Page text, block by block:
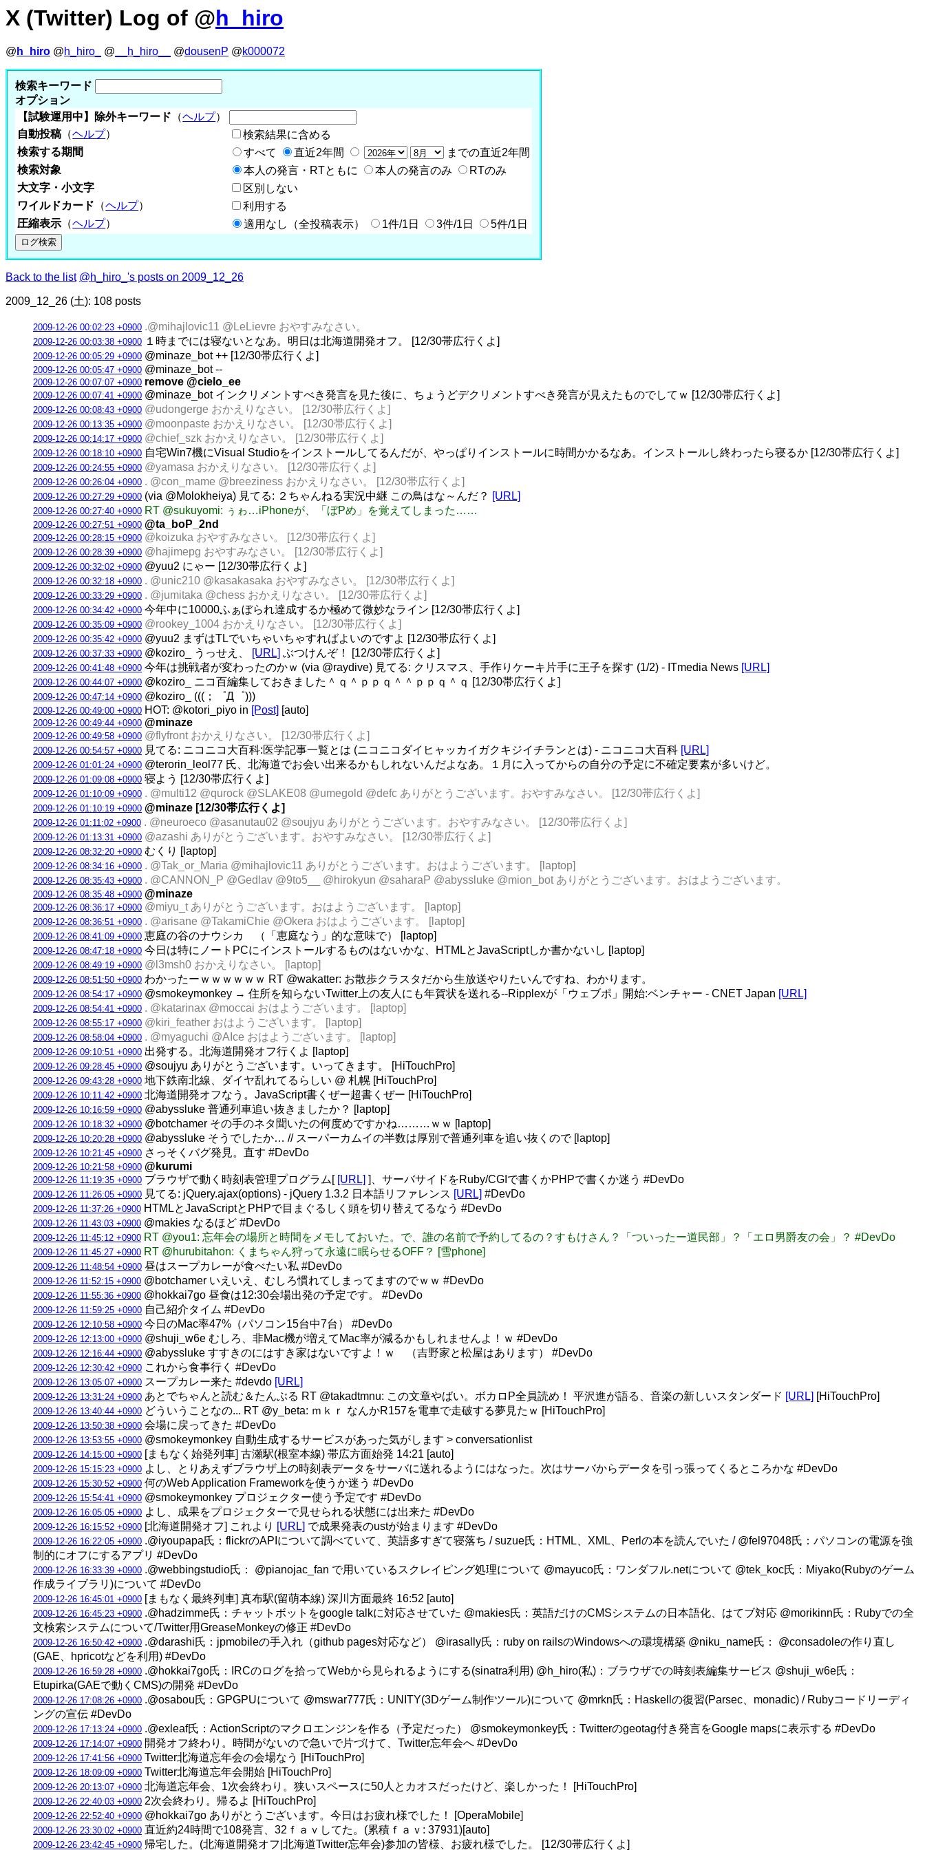
X (Twitter) Log of @h_hiro
@ h_hiro @h_hiro_ @ __h_hiro__ @dousenP @k000072
検索キーワード
オプション
【試験運用中】除外キーワード （ヘルプ）
自動投稿 （ヘルプ）
検索結果に含める
検索する期間
すべて 直近2年間
までの直近2年間
検索対象
本人の発言・RTともに 本人の発言のみ
RTのみ
大文字・小文字
区別しない
ワイルドカード （ヘルプ）
利用する
圧縮表示 （ヘルプ） 適用なし（全投稿表示） 1件/1日 3件/1日 5件/1日
Back to the list @h_hiro_'s posts on 2009_12_26
2009_12_26 (土): 108 posts
2009-12-26 00:02:23 +0900 .@mihajlovic11 @LeLievre おやすみなさい。
2009-12-26 00:03:38 +0900 １時までには寝ないとなあ。明日は北海道開発オフ。 [12/30帯広行くよ]
2009-12-26 00:05:29 +0900 @minaze_bot ++ [12/30帯広行くよ]
2009-12-26 00:05:47 +0900 @minaze_bot --
2009-12-26 00:07:07 +0900 remove @cielo_ee
2009-12-26 00:07:41 +0900 @minaze_bot インクリメントすべき発言を見た後に、ちょうどデクリメントすべき発言が見えたものでしてｗ [12/30帯広行くよ]
2009-12-26 00:08:43 +0900 @udongerge おかえりなさい。 [12/30帯広行くよ]
2009-12-26 00:13:35 +0900 @moonpaste おかえりなさい。 [12/30帯広行くよ]
2009-12-26 00:14:17 +0900 @chief_szk おかえりなさい。 [12/30帯広行くよ]
2009-12-26 00:18:10 +0900 自宅Win7機にVisual Studioをインストールしてるんだが、やっぱりインストールに時間かかるなあ。インストールし終わったら寝るか [12/30帯広行くよ]
2009-12-26 00:24:55 +0900 @yamasa おかえりなさい。 [12/30帯広行くよ]
2009-12-26 00:26:04 +0900 . @con_mame @breeziness おかえりなさい。 [12/30帯広行くよ]
2009-12-26 00:27:29 +0900 (via @Molokheiya) 見てる: ２ちゃんねる実況中継 この鳥はな～んだ？ [URL]
2009-12-26 00:27:40 +0900 RT @sukuyomi: ぅゎ…iPhoneが、「ぼPめ」を覚えてしまった……
2009-12-26 00:27:51 +0900 @ta_boP_2nd
2009-12-26 00:28:15 +0900 @koizuka おやすみなさい。 [12/30帯広行くよ]
2009-12-26 00:28:39 +0900 @hajimepg おやすみなさい。 [12/30帯広行くよ]
2009-12-26 00:32:02 +0900 @yuu2 にゃー [12/30帯広行くよ]
2009-12-26 00:32:18 +0900 . @unic210 @kasakasaka おやすみなさい。 [12/30帯広行くよ]
2009-12-26 00:33:29 +0900 . @jumitaka @chess おかえりなさい。 [12/30帯広行くよ]
2009-12-26 00:34:42 +0900 今年中に10000ふぁぼられ達成するか極めて微妙なライン [12/30帯広行くよ]
2009-12-26 00:35:09 +0900 @rookey_1004 おかえりなさい。 [12/30帯広行くよ]
2009-12-26 00:35:42 +0900 @yuu2 まずはTLでいちゃいちゃすればよいのですよ [12/30帯広行くよ]
2009-12-26 00:37:33 +0900 @koziro_ うっせえ、 [URL] ぶつけんぞ！ [12/30帯広行くよ]
2009-12-26 00:41:48 +0900 今年は挑戦者が変わったのかｗ (via @raydive) 見てる: クリスマス、手作りケーキ片手に王子を探す (1/2) - ITmedia News [URL]
2009-12-26 00:44:07 +0900 @koziro_ ニコ百編集しておきました＾ｑ＾ｐｐｑ＾＾ｐｐｑ＾ｑ [12/30帯広行くよ]
2009-12-26 00:47:14 +0900 @koziro_ (((；゜Д゜)))
2009-12-26 00:49:00 +0900 HOT: @kotori_piyo in [Post] [auto]
2009-12-26 00:49:44 +0900 @minaze
2009-12-26 00:49:58 +0900 @flyfront おかえりなさい。 [12/30帯広行くよ]
2009-12-26 00:54:57 +0900 見てる: ニコニコ大百科:医学記事一覧とは (ニコニコダイヒャッカイガクキジイチランとは) - ニコニコ大百科 [URL]
2009-12-26 01:01:24 +0900 @terorin_leol77 氏、北海道でお会い出来るかもしれないんだよなあ。１月に入ってからの自分の予定に不確定要素が多いけど。
2009-12-26 01:09:08 +0900 寝よう [12/30帯広行くよ]
2009-12-26 01:10:09 +0900 . @multi12 @qurock @SLAKE08 @umegold @defc ありがとうございます。おやすみなさい。 [12/30帯広行くよ]
2009-12-26 01:10:19 +0900 @minaze [12/30帯広行くよ]
2009-12-26 01:11:02 +0900 . @neuroeco @asanutau02 @soujyu ありがとうございます。おやすみなさい。 [12/30帯広行くよ]
2009-12-26 01:13:31 +0900 @azashi ありがとうございます。おやすみなさい。 [12/30帯広行くよ]
2009-12-26 08:32:20 +0900 むくり [laptop]
2009-12-26 08:34:16 +0900 . @Tak_or_Maria @mihajlovic11 ありがとうございます。おはようございます。 [laptop]
2009-12-26 08:35:43 +0900 . @CANNON_P @Gedlav @9to5__ @hirokyun @saharaP @abyssluke @mion_bot ありがとうございます。おはようございます。
2009-12-26 08:35:48 +0900 @minaze
2009-12-26 08:36:17 +0900 @miyu_t ありがとうございます。おはようございます。 [laptop]
2009-12-26 08:36:51 +0900 . @arisane @TakamiChie @Okera おはようございます。 [laptop]
2009-12-26 08:41:09 +0900 恵庭の谷のナウシカ （「恵庭なう」的な意味で） [laptop]
2009-12-26 08:47:18 +0900 今日は特にノートPCにインストールするものはないかな、HTMLとJavaScriptしか書かないし [laptop]
2009-12-26 08:49:19 +0900 @l3msh0 おかえりなさい。 [laptop]
2009-12-26 08:51:50 +0900 わかったーｗｗｗｗｗｗ RT @wakatter: お散歩クラスタだから生放送やりたいんですね、わかります。
2009-12-26 08:54:17 +0900 @smokeymonkey → 住所を知らないTwitter上の友人にも年賀状を送れる--Ripplexが「ウェブポ」開始:ベンチャー - CNET Japan [URL]
2009-12-26 08:54:41 +0900 . @katarinax @moccai おはようございます。 [laptop]
2009-12-26 08:55:17 +0900 @kiri_feather おはようございます。 [laptop]
2009-12-26 08:58:04 +0900 . @myaguchi @AIce おはようございます。 [laptop]
2009-12-26 09:10:51 +0900 出発する。北海道開発オフ行くよ [laptop]
2009-12-26 09:28:45 +0900 @soujyu ありがとうございます。いってきます。 [HiTouchPro]
2009-12-26 09:43:28 +0900 地下鉄南北線、ダイヤ乱れてるらしい @ 札幌 [HiTouchPro]
2009-12-26 10:11:42 +0900 北海道開発オフなう。JavaScript書くぜー超書くぜー [HiTouchPro]
2009-12-26 10:16:59 +0900 @abyssluke 普通列車追い抜きましたか？ [laptop]
2009-12-26 10:18:32 +0900 @botchamer その手のネタ聞いたの何度めですかね………ｗｗ [laptop]
2009-12-26 10:20:28 +0900 @abyssluke そうでしたか… // スーパーカムイの半数は厚別で普通列車を追い抜くので [laptop]
2009-12-26 10:21:45 +0900 さっそくバグ発見。直す #DevDo
2009-12-26 10:21:58 +0900 @kurumi
2009-12-26 11:19:35 +0900 ブラウザで動く時刻表管理プログラム[ [URL] ]、サーバサイドをRuby/CGIで書くかPHPで書くか迷う #DevDo
2009-12-26 11:26:05 +0900 見てる: jQuery.ajax(options) - jQuery 1.3.2 日本語リファレンス [URL] #DevDo
2009-12-26 11:37:26 +0900 HTMLとJavaScriptとPHPで目まぐるしく頭を切り替えてるなう #DevDo
2009-12-26 11:43:03 +0900 @makies なるほど #DevDo
2009-12-26 11:45:12 +0900 RT @you1: 忘年会の場所と時間をメモしておいた。で、誰の名前で予約してるの？すもけさん？「ついったー道民部」？「エロ男爵友の会」？ #DevDo
2009-12-26 11:45:27 +0900 RT @hurubitahon: くまちゃん狩って永遠に眠らせるOFF？ [雪phone]
2009-12-26 11:48:54 +0900 昼はスープカレーが食べたい私 #DevDo
2009-12-26 11:52:15 +0900 @botchamer いえいえ、むしろ慣れてしまってますのでｗｗ #DevDo
2009-12-26 11:55:36 +0900 @hokkai7go 昼食は12:30会場出発の予定です。 #DevDo
2009-12-26 11:59:25 +0900 自己紹介タイム #DevDo
2009-12-26 12:10:58 +0900 今日のMac率47%（パソコン15台中7台） #DevDo
2009-12-26 12:13:00 +0900 @shuji_w6e むしろ、非Mac機が増えてMac率が減るかもしれませんよ！ｗ #DevDo
2009-12-26 12:16:44 +0900 @abyssluke すすきのにはすき家はないですよ！ｗ （吉野家と松屋はあります） #DevDo
2009-12-26 12:30:42 +0900 これから食事行く #DevDo
2009-12-26 13:05:07 +0900 スープカレー来た #devdo [URL]
2009-12-26 13:31:24 +0900 あとでちゃんと読む＆たんぶる RT @takadtmnu: この文章やばい。ボカロP全員読め！ 平沢進が語る、音楽の新しいスタンダード [URL] [HiTouchPro]
2009-12-26 13:40:44 +0900 どういうことなの... RT @y_beta: ｍｋｒ なんかR157を電車で走破する夢見たｗ [HiTouchPro]
2009-12-26 13:50:38 +0900 会場に戻ってきた #DevDo
2009-12-26 13:53:55 +0900 @smokeymonkey 自動生成するサービスがあった気がします > conversationlist
2009-12-26 14:15:00 +0900 [まもなく始発列車] 古瀬駅(根室本線) 帯広方面始発 14:21 [auto]
2009-12-26 15:15:23 +0900 よし、とりあえずブラウザ上の時刻表データをサーバに送れるようにはなった。次はサーバからデータを引っ張ってくるところかな #DevDo
2009-12-26 15:30:52 +0900 何のWeb Application Frameworkを使うか迷う #DevDo
2009-12-26 15:54:41 +0900 @smokeymonkey プロジェクター使う予定です #DevDo
2009-12-26 16:05:05 +0900 よし、成果をプロジェクターで見せられる状態には出来た #DevDo
2009-12-26 16:15:52 +0900 [北海道開発オフ] これより [URL] で成果発表のustが始まります #DevDo
2009-12-26 16:22:05 +0900 .@iyoupapa氏：flickrのAPIについて調べていて、英語多すぎて寝落ち / suzue氏：HTML、XML、Perlの本を読んでいた / @fel97048氏：パソコンの電源を強
制的にオフにするアプリ #DevDo
2009-12-26 16:33:39 +0900 .@webbingstudio氏： @pianojac_fan で用いているスクレイピング処理について @mayuco氏：ワンダフル.netについて @tek_koc氏：Miyako(Rubyのゲーム
作成ライブラリ)について #DevDo
2009-12-26 16:45:01 +0900 [まもなく最終列車] 真布駅(留萌本線) 深川方面最終 16:52 [auto]
2009-12-26 16:45:23 +0900 .@hadzimme氏：チャットボットをgoogle talkに対応させていた @makies氏：英語だけのCMSシステムの日本語化、はてブ対応 @morikinn氏：Rubyでの全
文検索システムについて/Twitter用GreaseMonkeyの修正 #DevDo
2009-12-26 16:50:42 +0900 .@darashi氏：jpmobileの手入れ（github pages対応など） @irasally氏：ruby on railsのWindowsへの環境構築 @niku_name氏： @consadoleの作り直し
(GAE、hpricotなどを利用) #DevDo
2009-12-26 16:59:28 +0900 .@hokkai7go氏：IRCのログを拾ってWebから見られるようにする(sinatra利用) @h_hiro(私)：ブラウザでの時刻表編集サービス @shuji_w6e氏：
Etupirka(GAEで動くCMS)の開発 #DevDo
2009-12-26 17:08:26 +0900 .@osabou氏：GPGPUについて @mswar777氏：UNITY(3Dゲーム制作ツール)について @mrkn氏：Haskellの復習(Parsec、monadic) / Rubyコードリーディ
ングの宣伝 #DevDo
2009-12-26 17:13:24 +0900 .@exleaf氏：ActionScriptのマクロエンジンを作る（予定だった） @smokeymonkey氏：Twitterのgeotag付き発言をGoogle mapsに表示する #DevDo
2009-12-26 17:14:07 +0900 開発オフ終わり。時間がないので急いで片づけて、Twitter忘年会へ #DevDo
2009-12-26 17:41:56 +0900 Twitter北海道忘年会の会場なう [HiTouchPro]
2009-12-26 18:09:09 +0900 Twitter北海道忘年会開始 [HiTouchPro]
2009-12-26 20:13:07 +0900 北海道忘年会、1次会終わり。狭いスペースに50人とカオスだったけど、楽しかった！ [HiTouchPro]
2009-12-26 22:40:03 +0900 2次会終わり。帰るよ [HiTouchPro]
2009-12-26 22:52:40 +0900 @hokkai7go ありがとうございます。今日はお疲れ様でした！ [OperaMobile]
2009-12-26 23:30:02 +0900 直近約24時間で108発言、32ｆａｖしてた。(累積ｆａｖ: 37931)[auto]
2009-12-26 23:42:45 +0900 帰宅した。(北海道開発オフ|北海道Twitter忘年会)参加の皆様、お疲れ様でした。 [12/30帯広行くよ]